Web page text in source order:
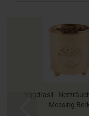
Yggdrasil -
Messing